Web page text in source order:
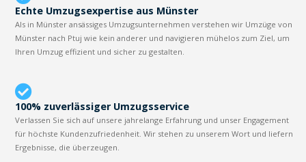
Echte Umzugsexpertise aus Münster
Als in Münster ansässiges Umzugsunternehmen verstehen wir Umzüge von
Münster nach Ptuj wie kein anderer und navigieren mühelos zum Ziel, um
Ihren Umzug effizient und sicher zu gestalten.
100% zuverlässiger Umzugsservice
Verlassen Sie sich auf unsere jahrelange Erfahrung und unser Engagement
für höchste Kundenzufriedenheit. Wir stehen zu unserem Wort und liefern
Ergebnisse, die überzeugen.